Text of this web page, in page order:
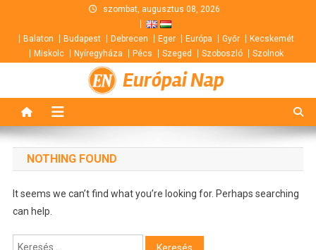
content
szombat, augusztus 08, 2026
Balaton Budapest Debrecen Eger Európa Győr
Kecskemét
Miskolc
Nyíregyháza Pécs Szeged Szoboszló Szolnok
Európai Nap
NOTHING FOUND
It seems we can’t find what you’re looking for. Perhaps searching
can help.
Keresés: